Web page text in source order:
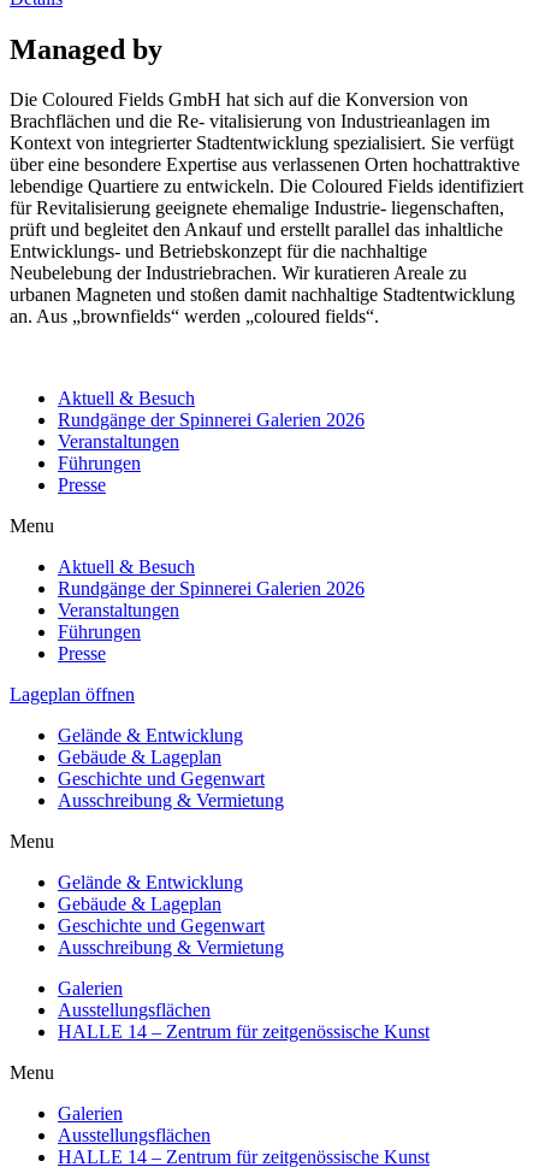
Managed by
Die Coloured Fields GmbH hat sich auf die Konversion von
Brachflächen und die Re- vitalisierung von Industrieanlagen im
Kontext von integrierter Stadtentwicklung spezialisiert. Sie verfügt
über eine besondere Expertise aus verlassenen Orten hochattraktive
lebendige Quartiere zu entwickeln. Die Coloured Fields identifiziert
für Revitalisierung geeignete ehemalige Industrie- liegenschaften,
prüft und begleitet den Ankauf und erstellt parallel das inhaltliche
Entwicklungs- und Betriebskonzept für die nachhaltige
Neubelebung der Industriebrachen. Wir kuratieren Areale zu
urbanen Magneten und stoßen damit nachhaltige Stadtentwicklung
an. Aus „brownfields“ werden „coloured fields“.
Aktuell & Besuch
Rundgänge der Spinnerei Galerien 2026
Veranstaltungen
Führungen
Presse
Menu
Aktuell & Besuch
Rundgänge der Spinnerei Galerien 2026
Veranstaltungen
Führungen
Presse
Lageplan öffnen
Gelände & Entwicklung
Gebäude & Lageplan
Geschichte und Gegenwart
Ausschreibung & Vermietung
Menu
Gelände & Entwicklung
Gebäude & Lageplan
Geschichte und Gegenwart
Ausschreibung & Vermietung
Galerien
Ausstellungsflächen
HALLE 14 – Zentrum für zeitgenössische Kunst
Menu
Galerien
Ausstellungsflächen
HALLE 14 – Zentrum für zeitgenössische Kunst